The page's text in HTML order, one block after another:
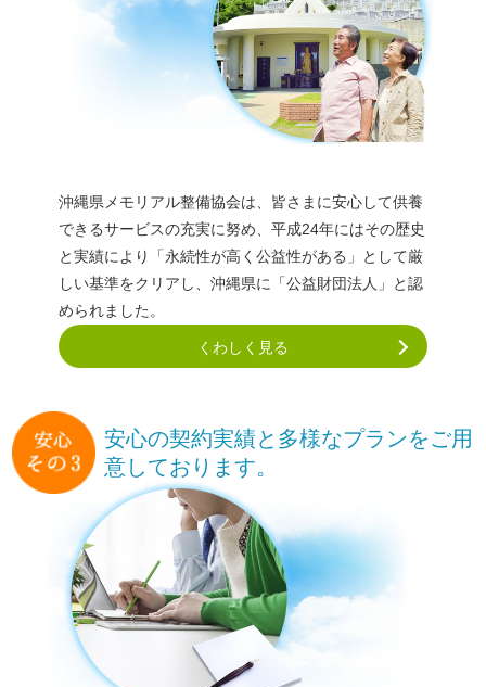
沖縄県メモリアル整備協会は、皆さまに安心して供養
できるサービスの充実に努め、平成24年にはその歴史
と実績により「永続性が高く公益性がある」として厳
しい基準をクリアし、沖縄県に「公益財団法人」と認
められました。
くわしく見る
安心の契約実績と多様なプランをご用
意しております。